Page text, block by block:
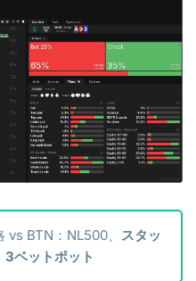
BTN：NL500、 スタッ
3ベットポット